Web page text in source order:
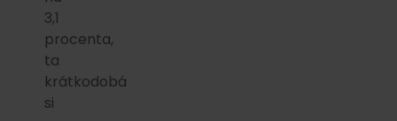
3,1
procenta,
ta
krátkodobá
si